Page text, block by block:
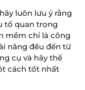
luôn lưu ý rằng
tố quan trọng
mềm chỉ là công
năng đều đến từ
cụ và hãy thể
cách tốt nhất